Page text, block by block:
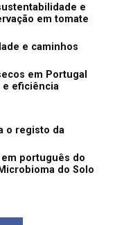
e
em tomate
e caminhos
em Portugal
e eficiência
o registo da
em português do
do Solo